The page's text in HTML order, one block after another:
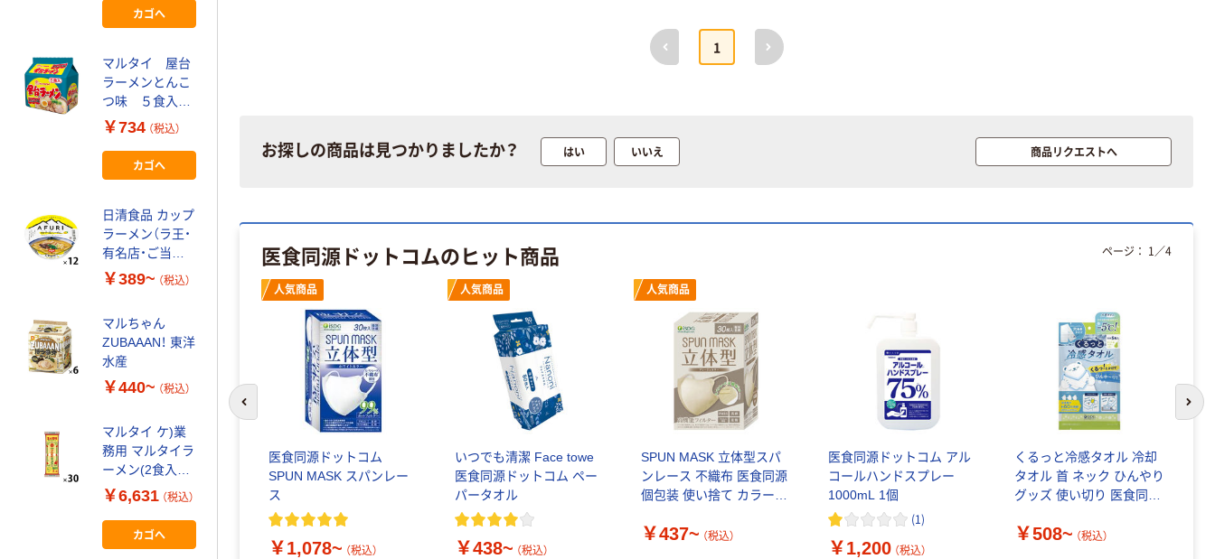
前へ
1
次へ
お探しの商品は見つかりましたか？ はい いいえ 商品リクエストへ
医食同源ドットコムのヒット商品
人気商品
医食同源ドットコム
SPUN MASK スパンレー
ス
￥1,078~ （税込）
人気商品
いつでも清潔 Face towe
医食同源ドットコム ペー
パータオル
￥438~ （税込）
人気商品
SPUN MASK 立体型スパ
ンレース 不織布 医食同源
個包装 使い捨て カラーマ
￥437~ （税込）
医食同源ドットコム アル
コールハンドスプレー
1000mL 1個
(1)
￥1,200 （税込）
くるっと冷感タオル 冷却
タオル 首 ネック ひんやり
グッズ 使い切り 医食同源
￥508~ （税込）
ページ： 1 ／4
前のスライドへ 次
カゴへ
マルタイ 屋台
ラーメンとんこ
つ味 ５食入
495g
￥734 （税込）
カゴへ
日清食品 カップ
ラーメン（ラ王・
有名店・ご当地
カップ麺）
￥389~ （税込）
マルちゃん
ZUBAAAN！ 東洋
水産
￥440~ （税込）
マルタイ ケ)業
務用 マルタイラ
ーメン(2食入り)
1ケース
164g×30PC（直
送品）
￥6,631 （税込）
カゴへ
カゴへ
有名店・ご当地
￥389~
マルちゃん
ZUBAAAN！ 東洋
水産
￥440~ （税込）
マルタイ ケ)業
務用 マルタイラ
ーメン(2食入り)
1ケース
送品）
￥6,631